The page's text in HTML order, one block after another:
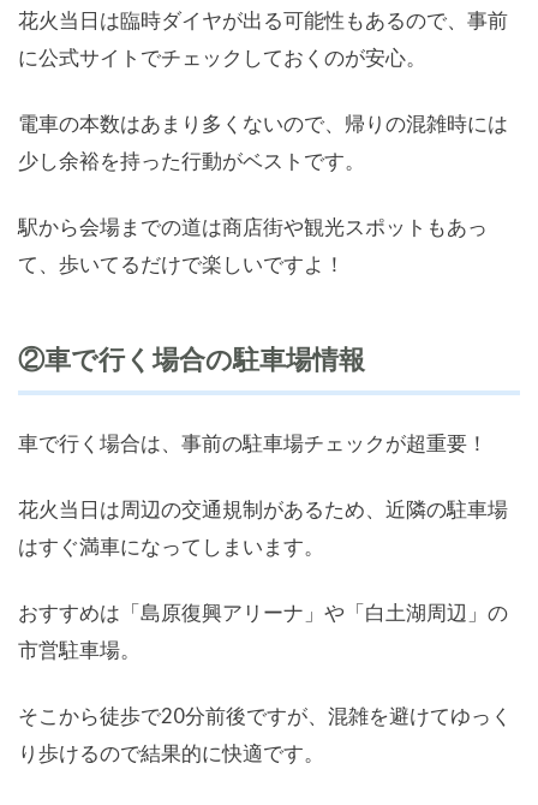
花火当日は臨時ダイヤが出る可能性もあるので、事前
に公式サイトでチェックしておくのが安心。
電車の本数はあまり多くないので、帰りの混雑時には
少し余裕を持った行動がベストです。
駅から会場までの道は商店街や観光スポットもあっ
て、歩いてるだけで楽しいですよ！
②車で行く場合の駐車場情報
車で行く場合は、事前の駐車場チェックが超重要！
花火当日は周辺の交通規制があるため、近隣の駐車場
はすぐ満車になってしまいます。
おすすめは「島原復興アリーナ」や「白土湖周辺」の
市営駐車場。
そこから徒歩で20分前後ですが、混雑を避けてゆっく
り歩けるので結果的に快適です。